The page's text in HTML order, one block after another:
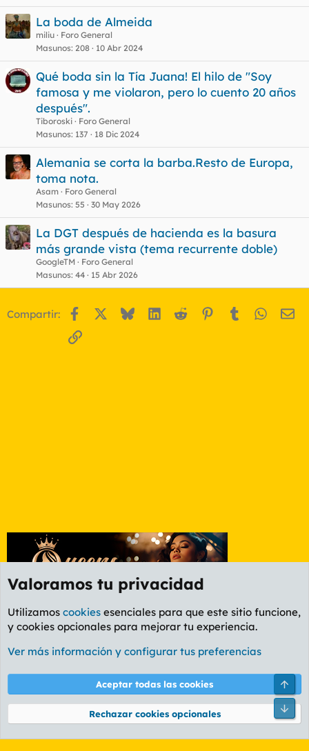
La boda de Almeida
miliu
Foro General
Masunos 208 10 Abr 2024
Qué boda sin la Tía Juana! El hilo de "Soy
famosa y me violaron, pero lo cuento 20 años
después".
Tiboroski
Foro General
Masunos 137 18 Dic 2024
Alemania se corta la barba.Resto de Europa,
toma nota.
Asam
Foro General
Masunos 55 30 May 2026
La DGT después de hacienda es la basura
más grande vista (tema recurrente doble)
GoogleTM
Foro General
Masunos 44 15 Abr 2026
Compartir: Facebook BlueskyLinkedIn
Reddit Pinterest
Tumblr
Enlace
Foro General
Cookies
PL OLDSTYLE AMARILLO
Términos y reglas Política de privacidad Ayuda
Community platform by XenForo® © 2010-2026 XenForo Ltd.
Valoramos tu privacidad
Utilizamos cookies esenciales para que este sitio funcione,
y cookies opcionales para mejorar tu experiencia.
Ver más información y configurar tus preferencias
Aceptar todas las cookies
Rechazar cookies opcionales
Pie